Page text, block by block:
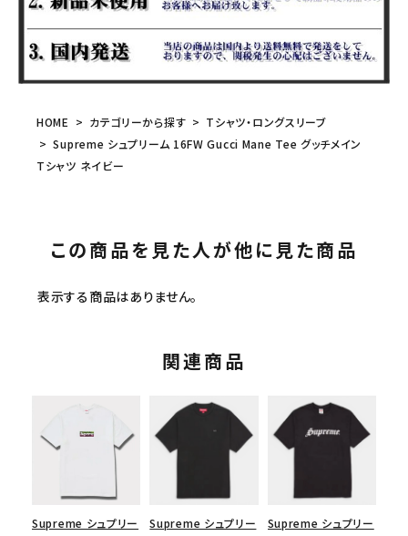
HOME カテゴリーから探す
Tシャツ・ロングスリーブ
Supreme シュプリーム 16FW Gucci Mane Tee グッチメイン
Tシャツ ネイビー
この商品を見た人が他に見た商品
表示する商品はありません。
関連商品
Supreme シュプリー
Supreme シュプリー
Supreme シュプリー